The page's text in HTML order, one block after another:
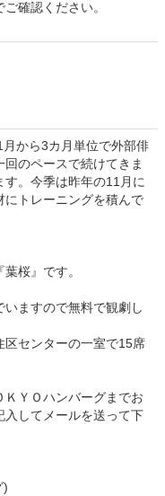
確認ください。
から3カ月単位で外部俳
のペースで続けてきま
す。今季は昨年の11月に
にトレーニングを積んで
桜』です。
ますので無料で観劇し
区センターの一室で15席
ＹＯハンバーグまでお
してメールを送って下
)